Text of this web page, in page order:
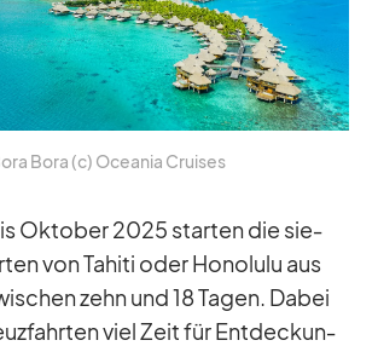
Bora (c) Ocea­nia Crui­ses
Ok­to­ber 2025 star­ten die sie­
von Ta­hiti oder Ho­no­lulu aus
zehn und 18 Ta­gen. Da­bei
viel Zeit für Ent­de­ckun­